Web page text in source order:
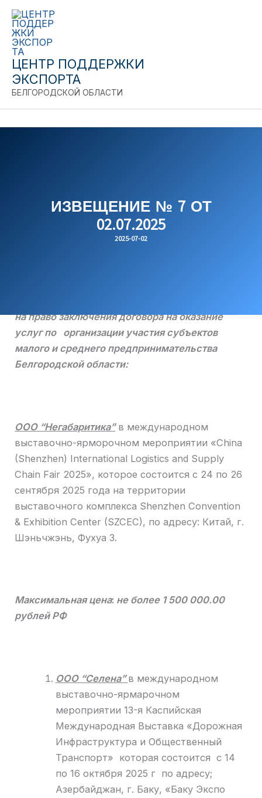
Перейти
содержимому
ЦЕНТР ПОДДЕРЖКИ
ЭКСПОРТА
БЕЛГОРОДСКОЙ ОБЛАСТИ
ИЗВЕЩЕНИЕ № 7 ОТ
02.07.2025
2025-07-02
на право заключения договора на оказание
услуг по организации участия субъектов
малого и среднего предпринимательства
Белгородской области:
ООО “Негабаритика”в международном
выставочно-ярморочном мероприятии «China
(Shenzhen) International Logistics and Supply
Chain Fair 2025», которое состоится с 24 по 26
сентября 2025 года на территории
выставочного комплекса Shenzhen Convention
& Exhibition Center (SZCEC), по адресу: Китай, г.
Шэньчжэнь, Фухуа 3.
Максимальная цена: не более 1 500 000.00
рублей РФ
ООО “Селена”в международном
выставочно-ярмарочном
мероприятии 13-я Каспийская
Международная Выставка «Дорожная
Инфраструктура и Общественный
Транспорт» которая состоится с 14
по 16 октября 2025 г по адресу;
Азербайджан, г. Баку, «Баку Экспо